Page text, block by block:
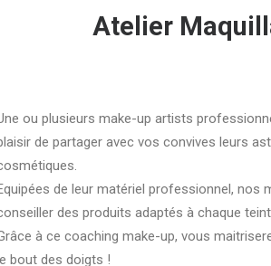
Atelier
ou plusieurs make-up artists
de partager avec vos convives leurs
de leur matériel professionnel, nos
des produits adaptés à chaque
à ce coaching make-up, vous
bout des doigts !